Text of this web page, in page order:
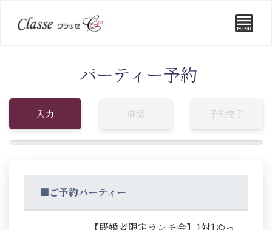
パーティー予約
入力 確認 予約完了
■ご予約パーティー